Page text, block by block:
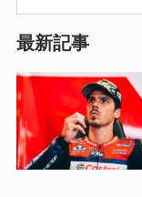
バラ
ト
ン・
ク
ホン
シ
ョ
ン
最新記事